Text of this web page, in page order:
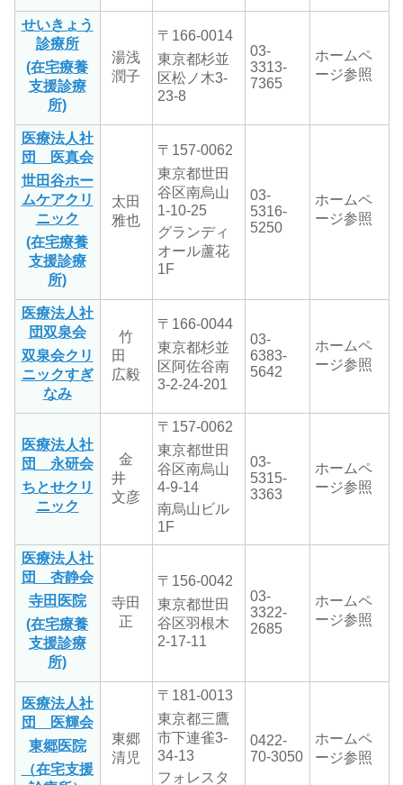
せいきょう
診療所
(在宅療養
支援診療
所)
湯浅
潤子
〒166-0014
東京都杉並
区松ノ木3-
23-8
03-
3313-
7365
ホームペ
ージ参照
医療法人社
団 医真会
世田谷ホー
ムケアクリ
ニック
(在宅療養
支援診療
所)
太田
雅也
〒157-0062
東京都世田
谷区南烏山
1-10-25
グランディ
オール蘆花
1F
03-
5316-
5250
ホームペ
ージ参照
医療法人社
団双泉会
双泉会クリ
ニックすぎ
なみ
竹
田
広毅
〒166-0044
東京都杉並
区阿佐谷南
3-2-24-201
03-
6383-
5642
ホームペ
ージ参照
医療法人社
団 永研会
ちとせクリ
ニック
金
井
文彦
〒157-0062
東京都世田
谷区南烏山
4-9-14
南烏山ビル
1F
03-
5315-
3363
ホームペ
ージ参照
医療法人社
団 杏静会
寺田医院
(在宅療養
支援診療
所)
寺田
正
〒156-0042
東京都世田
谷区羽根木
2-17-11
03-
3322-
2685
ホームペ
ージ参照
医療法人社
団 医輝会
東郷医院
（在宅支援
東郷
清児
〒181-0013
東京都三鷹
市下連雀3-
34-13
フォレスタ
0422-
70-3050
ホームペ
ージ参照